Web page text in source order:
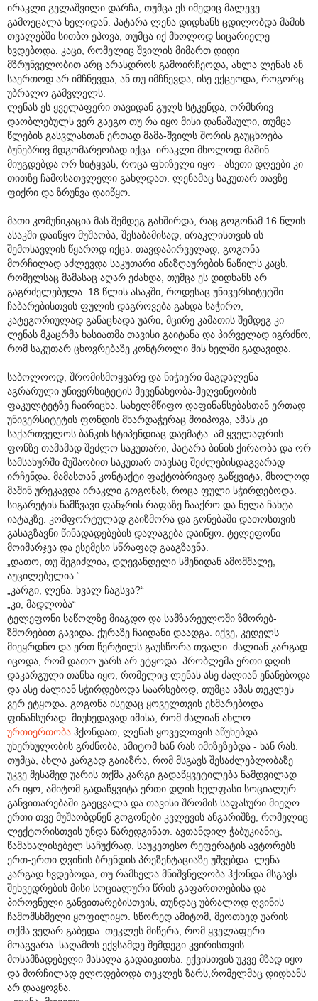
ირაკლი გელაშვილი დარჩა, თუმცა ეს იმედიც მალევე
გამოეცალა ხელიდან. პატარა ლენა დიდხანს ცდილობდა მამის
თვალებში სითბო ეპოვა, თუმცა იქ მხოლოდ სიცარიელე
ხვდებოდა. კაცი, რომელიც შვილის მიმართ დიდი
მზრუნველობით არც არასდროს გამოირჩეოდა, ახლა ლენას ან
საერთოდ არ იმჩნევდა, ან თუ იმჩნევდა, ისე ექცეოდა, როგორც
უბრალო გამვლელს.
ლენას ეს ყველაფერი თავიდან გულს სტკენდა, ორმხრივ
დაობლებულს ვერ გაეგო თუ რა იყო მისი დანაშაული, თუმცა
წლების გასვლასთან ერთად მამა-შვილს შორის გაუცხოება
ბუნებრივ მდგომარეობად იქცა. ირაკლი მხოლოდ მაშინ
მიუგდებდა ორ სიტყვას, როცა ფხიზელი იყო - ასეთი დღეები კი
თითზე ჩამოსათვლელი გახლდათ. ლენამაც საკუთარ თავზე
ფიქრი და ზრუნვა დაიწყო.
მათი კომუნიკაცია მას შემდეგ გახშირდა, რაც გოგონამ 16 წლის
ასაკში დაიწყო მუშაობა, შესაბამისად, ირაკლისთვის ის
შემოსავლის წყაროდ იქცა. თავდაპირველად, გოგონა
მორჩილად აძლევდა საკუთარი ანაზღაურების ნაწილს კაცს,
რომელსაც მამასაც აღარ ეძახდა, თუმცა ეს დიდხანს არ
გაგრძელებულა. 18 წლის ასაკში, როდესაც უნივერსიტეტში
ჩაბარებისთვის ფულის დაგროვება გახდა საჭირო,
კატეგორიულად განაცხადა უარი, მცირე კამათის შემდეგ კი
ლენას მკაცრმა ხასიათმა თავისი გაიტანა და პირველად იგრძნო,
რომ საკუთარ ცხოვრებაზე კონტროლი მის ხელში გადავიდა.
საბოლოოდ, შრომისმოყვარე და ნიჭიერი მაგდალენა
აგრარული უნივერსიტეტის მევენახეობა-მეღვინეობის
ფაკულტეტზე ჩაირიცხა. სახელმწიფო დაფინანსებასთან ერთად
უნივერსიტეტის ფონდის მხარდაჭერაც მოიპოვა, ამას კი
საქართველოს ბანკის სტიპენდიაც დაემატა. ამ ყველაფრის
ფონზე თამამად შეძლო საკუთარი, პატარა ბინის ქირაობა და ორ
სამსახურში მუშაობით საკუთარ თავსაც შეძლებისდაგვარად
ირჩენდა. მამასთან კონტაქტი ფაქტობრივად გაწყვიტა, მხოლოდ
მაშინ ურეკავდა ირაკლი გოგონას, როცა ფული სჭირდებოდა.
სიგარეტის ნამწვავი ფანჯრის რაფაზე ჩააქრო და ნელა ჩახტა
იატაკზე. კომფორტულად გაიზმორა და გონებაში დათოსთვის
გასაგზავნი წინადადებების დალაგება დაიწყო. ტელეფონი
მოიმარჯვა და ესემესი სწრაფად გააგზავნა.
„დათო, თუ შეგიძლია, დღევანდელი სმენიდან ამომშალე,
აუცილებელია.“
„კარგი, ლენა. ხვალ ჩაგსვა?“
„კი, მადლობა“
ტელეფონი საწოლზე მიაგდო და სამზარეულოში ზმორებ-
ზმორებით გავიდა. ქურაზე ჩაიდანი დაადგა. იქვე, კედელს
მიეყრდნო და ერთ წერტილს გაუსწორა თვალი. ძალიან კარგად
იცოდა, რომ დათო უარს არ ეტყოდა. პრობლემა ერთი დღის
დაკარგული თანხა იყო, რომელიც ლენას ასე ძალიან ენანებოდა
და ასე ძალიან სჭირდებოდა საარსებოდ, თუმცა ამას თეკლეს
ვერ ეტყოდა. გოგონა ისედაც ყოველთვის ეხმარებოდა
ფინანსურად. მიუხედავად იმისა, რომ ძალიან ახლო
ურთიერთობა ჰქონდათ, ლენას ყოველთვის აწუხებდა
უხერხულობის გრძნობა, ამიტომ ხან რას იმიზეზებდა - ხან რას.
თუმცა, ახლა კარგად გაიაზრა, რომ მსგავს შესაძლებლობაზე
უკვე მესამედ უარის თქმა კარგი გადაწყვეტილება ნამდვილად
არ იყო, ამიტომ გადაწყვიტა ერთი დღის ხელფასი სოციალურ
განვითარებაში გაეცვალა და თავისი შრომის საფასური მიეღო.
ერთი თვე მუშაობდნენ გოგონები კვლევის ანგარიშზე, რომელიც
ლექტორისთვის უნდა წარედგინათ. ავთანდილ ჭაბუკიანიც,
წამახალისებელ საჩუქრად, საუკეთესო რეფერატის ავტორებს
ერთ-ერთი ღვინის ბრენდის პრეზენტაციაზე უშვებდა. ლენა
კარგად ხვდებოდა, თუ რამხელა მნიშვნელობა ჰქონდა მსგავს
შეხვედრების მისი სოციალური წრის გაფართოებისა და
პიროვნული განვითარებისთვის, თუნდაც უბრალოდ ღვინის
ჩამომსხმელი ყოფილიყო. სწორედ ამიტომ, მეოთხედ უარის
თქმა ვეღარ გაბედა. თეკლეს მიწერა, რომ ყველაფერი
მოაგვარა. საღამოს ექვსამდე შემდეგი კვირისთვის
მოსამზადებელი მასალა გადაიკითხა. ექვისთვის უკვე მზად იყო
და მორჩილად ელოდებოდა თეკლეს ზარს,რომელმაც დიდხანს
არ დააყოვნა.